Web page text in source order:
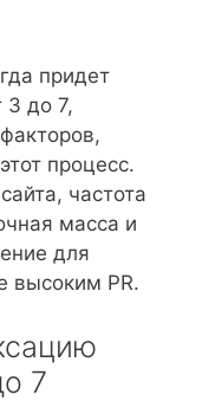
придет
3 до 7,
процесс.
частота
масса и
для
высоким PR.
7